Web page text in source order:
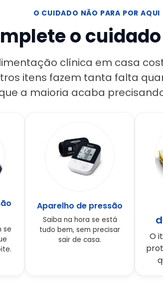
O CUIDADO NÃO PARA POR AQUI
o
clínica em casa
itens fazem tanta falta
a maioria acaba
se
Aparelho de pressão
Saiba na hora se está
tudo bem, sem precisar
sair de casa.
O